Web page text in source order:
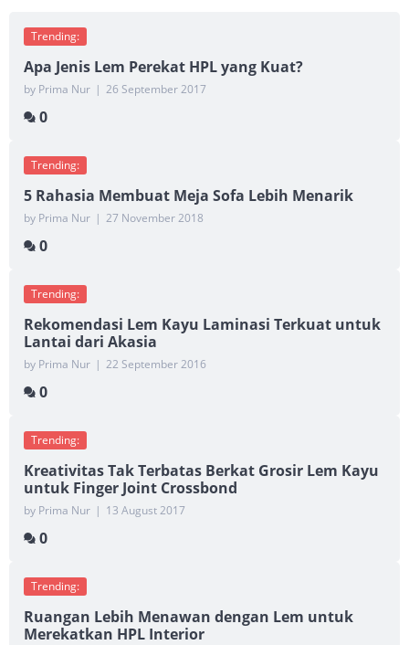
Trending:
Apa Jenis Lem Perekat HPL yang Kuat?
by Prima Nur | 26 September 2017
0
Trending:
5 Rahasia Membuat Meja Sofa Lebih Menarik
by Prima Nur | 27 November 2018
0
Trending:
Rekomendasi Lem Kayu Laminasi Terkuat untuk
Lantai dari Akasia
by Prima Nur | 22 September 2016
0
Trending:
Kreativitas Tak Terbatas Berkat Grosir Lem Kayu
untuk Finger Joint Crossbond
by Prima Nur | 13 August 2017
0
Trending:
Ruangan Lebih Menawan dengan Lem untuk
Merekatkan HPL Interior